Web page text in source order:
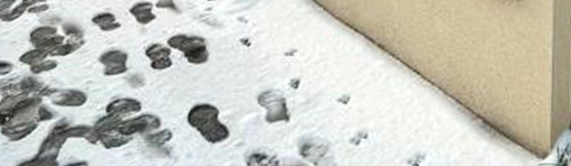
Produits > Habillages extérieur aluminium > Habillage de spot
Produits > Habillages extérieur aluminium > Habillage de façade
Produits > Habillages extérieur aluminium > Habillage de poubelle
Produits > Habillages extérieur aluminium > Treillis végétalisable
Produits > Produits par collection > Comparer les collections
Produits > Produits par collection > Collection Archy
Produits > Produits par collection > Collection Cosy